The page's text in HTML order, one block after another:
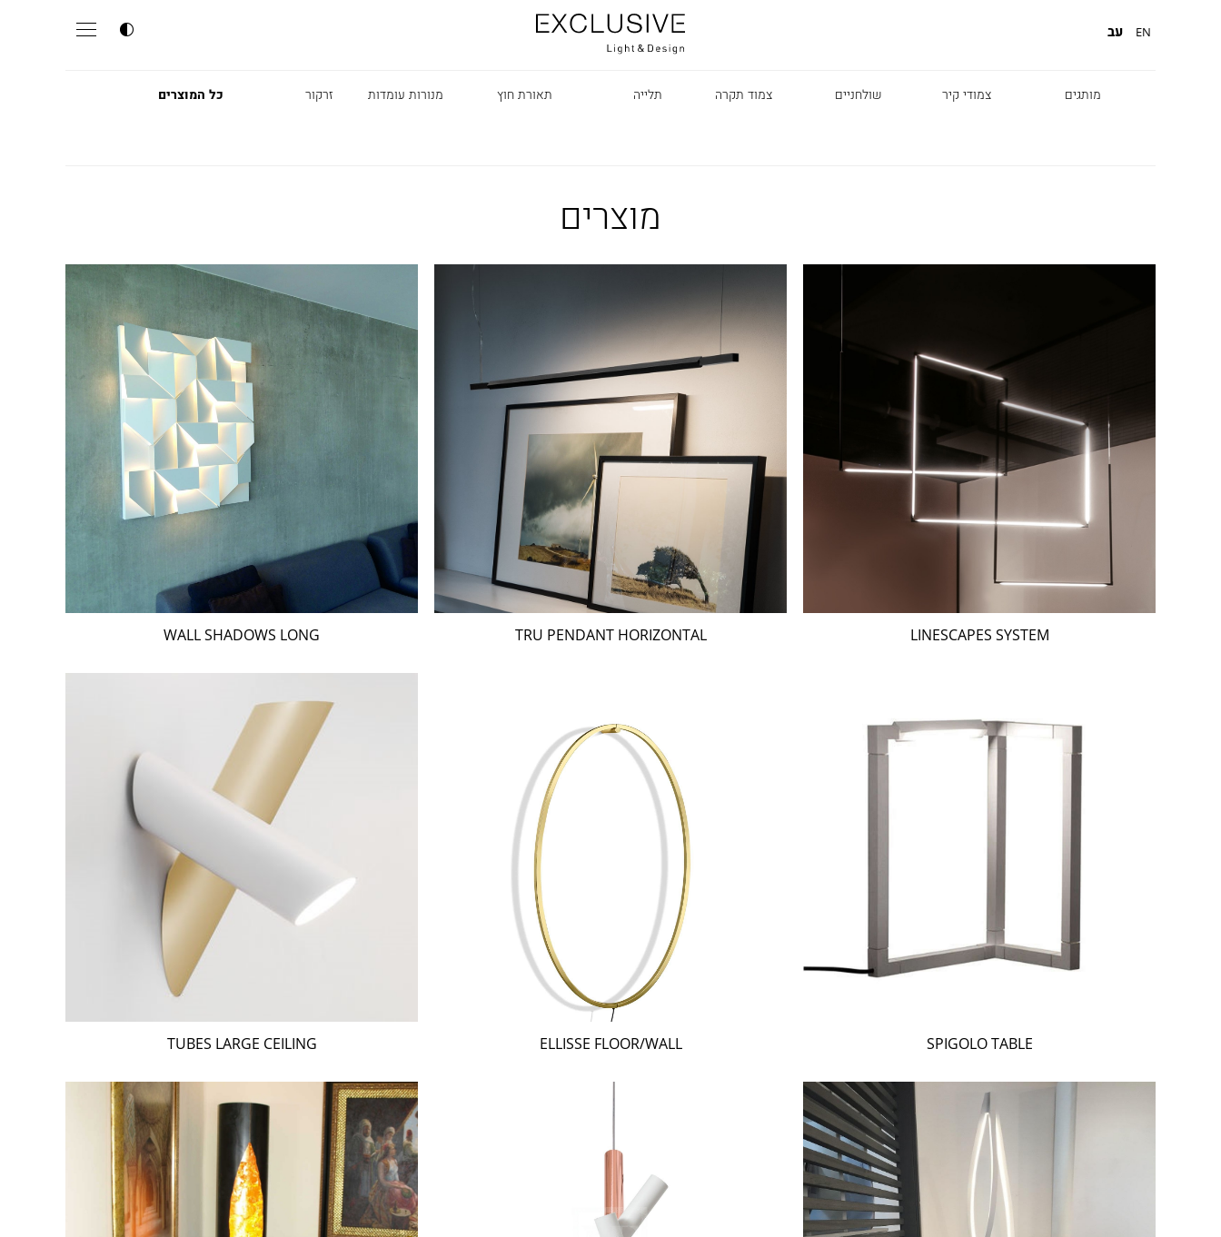
EN עב
מותגים צמודי קיר שולחניים צמוד תקרה תלייה תאורת חוץ מנורות עומדות זרקור כל המוצרים
מוצרים
LINESCAPES SYSTEM
TRU PENDANT HORIZONTAL
WALL SHADOWS LONG
SPIGOLO TABLE
ELLISSE FLOOR/WALL
TUBES LARGE CEILING